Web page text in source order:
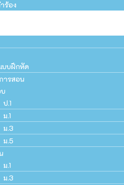
ร้อง
บบฝึกหัด
ารสอน
ป.1
ม.1
ม.3
ม.5
ม.1
ม.3